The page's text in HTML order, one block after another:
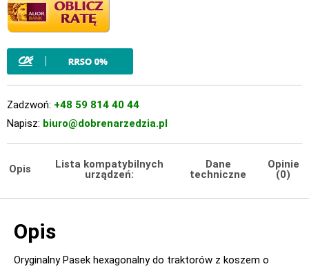
Zadzwoń: +48 59 814 40 44
Napisz: biuro@dobrenarzedzia.pl
Opis
Lista kompatybilnych
urządzeń:
Dane
techniczne
Opinie
(0)
Opis
Oryginalny Pasek hexagonalny do traktorów z koszem o